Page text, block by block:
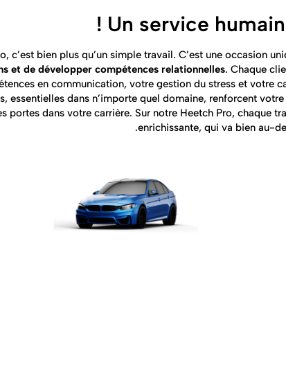
Un service
c’est bien plus qu’un simple travail. C’est une occasion
et de développer compétences relationnelles. Chaque
en communication, votre gestion du stress et votre
essentielles dans n’importe quel domaine, renforcent
portes dans votre carrière. Sur notre Heetch Pro, chaque
enrichissante, qui va bien au-